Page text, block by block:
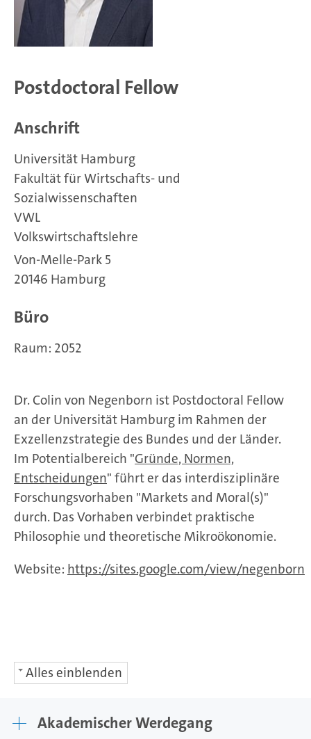
Postdoctoral Fellow
Anschrift
Universität Hamburg
Fakultät für Wirtschafts- und
Sozialwissenschaften
VWL
Volkswirtschaftslehre
Von-Melle-Park 5
20146 Hamburg
Büro
Raum: 2052
Dr. Colin von Negenborn ist Postdoctoral Fellow
an der Universität Hamburg im Rahmen der
Exzellenzstrategie des Bundes und der Länder.
Im Potentialbereich "Gründe, Normen,
Entscheidungen" führt er das interdisziplinäre
Forschungsvorhaben "Markets and Moral(s)"
durch. Das Vorhaben verbindet praktische
Philosophie und theoretische Mikroökonomie.
Website: https://sites.google.com/view/negenborn
Alles einblenden
Akademischer Werdegang